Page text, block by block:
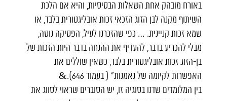
באורח מובהק אחת השאלות הבסיסיות, והיא אם הלכת
השיתוף מקנה לבן הזוג הזכאי זכות אובליגטורית בלבד, או
שמא זכות קניינית. … כפי שהזכרנו לעיל, הפסיקה נוטה,
מבלי להכריע בדבר, להעדיף את ההנחה בדבר היות הזכות של
בן-הזוג זכות אובליגטורית בלבד, כשאין שוללים את
האפשרות לקיומה של נאמנות" ( בעמוד 646).&
בין המלומדים שדנו בסוגיה זו, יש הסוברים שראוי לסווג את